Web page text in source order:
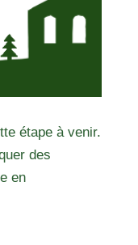
étape à venir.
des
en